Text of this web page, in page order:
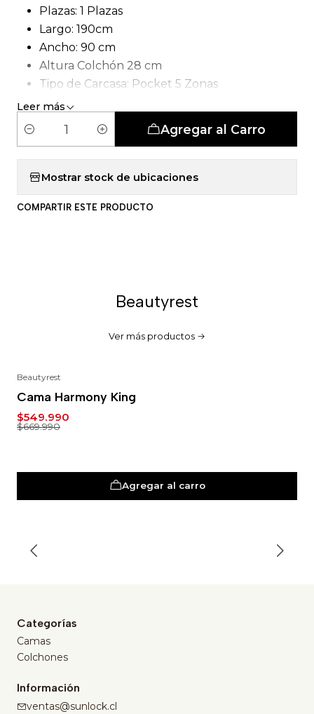
Plazas: 1 Plazas
Largo: 190cm
Ancho: 90 cm
Altura Colchón 28 cm
Tipo de Carcasa: Pocket 5 Zonas
Leer más
t
i
Agregar al Carro
Mostrar stock de ubicaciones
COMPARTIR ESTE PRODUCTO
Beautyrest
Ver más productos
Beautyrest
Cama Harmony King
$549.990
$669.990
Agregar al carro
Categorías
Camas
Colchones
Información
ventas@sunlock.cl